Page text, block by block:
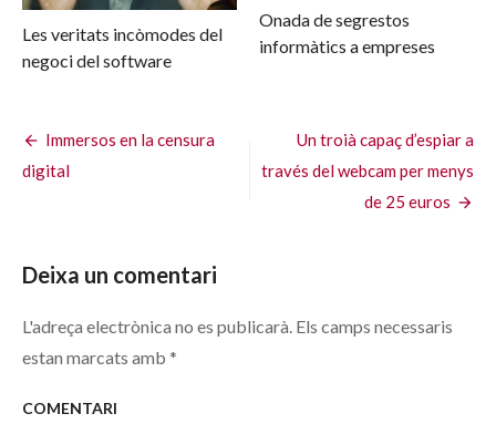
Les veritats incòmodes del
negoci del software
Onada de segrestos
informàtics a empreses
Navegació
d'entrades
Immersos en la censura
digital
Un troià capaç d’espiar a
través del webcam per menys
de 25 euros
Deixa un comentari
L'adreça electrònica no es publicarà. Els camps necessaris
estan marcats amb *
COMENTARI